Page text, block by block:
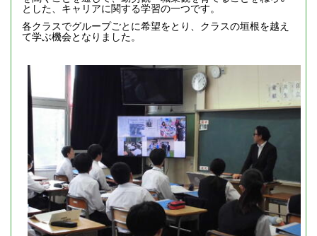
とした、キャリアに関する学習の一つです。
各クラスでグループごとに希望をとり、クラスの垣根を越え
て学ぶ機会となりました。